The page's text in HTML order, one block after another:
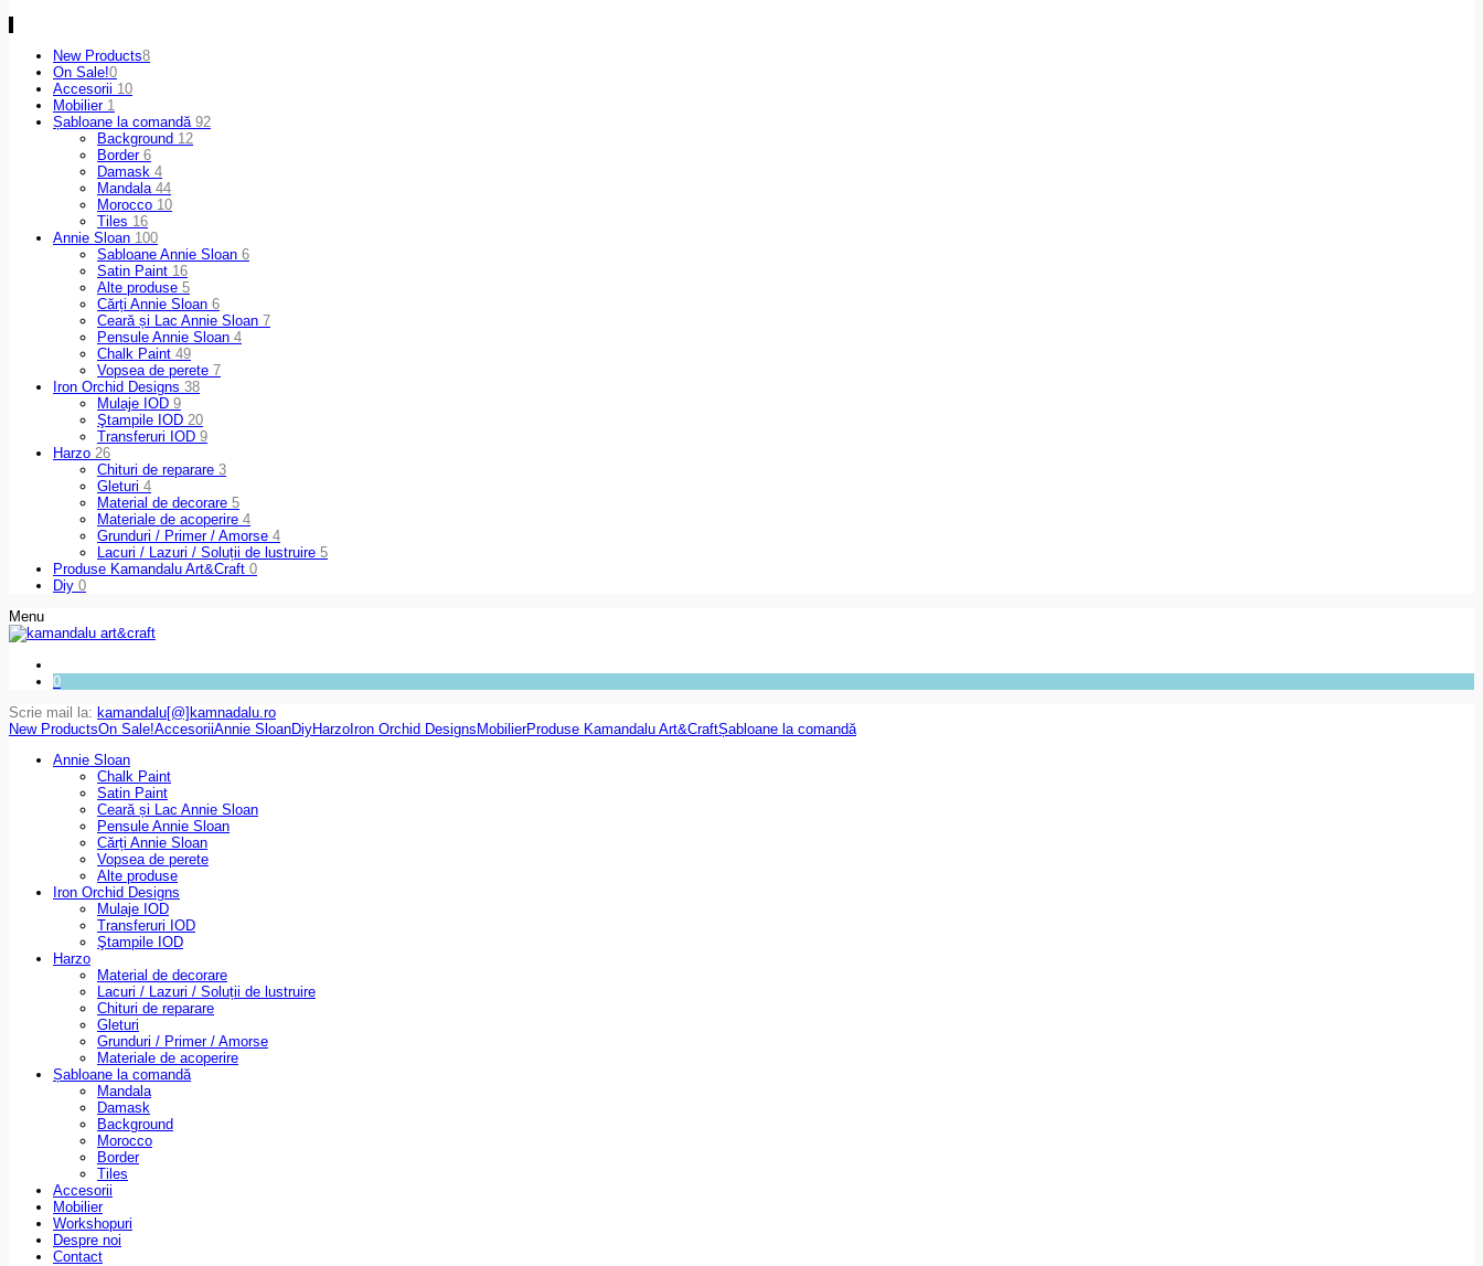
New Products8
On Sale!0
Accesorii 10
Mobilier 1
Șabloane la comandă 92
Background 12
Border 6
Damask 4
Mandala 44
Morocco 10
Tiles 16
Annie Sloan 100
Sabloane Annie Sloan 6
Satin Paint 16
Alte produse 5
Cărți Annie Sloan 6
Ceară și Lac Annie Sloan 7
Pensule Annie Sloan 4
Chalk Paint 49
Vopsea de perete 7
Iron Orchid Designs 38
Mulaje IOD 9
Ştampile IOD 20
Transferuri IOD 9
Harzo 26
Chituri de reparare 3
Gleturi 4
Material de decorare 5
Materiale de acoperire 4
Grunduri / Primer / Amorse 4
Lacuri / Lazuri / Soluții de lustruire 5
Produse Kamandalu Art&Craft 0
Diy 0
Menu
0
Scrie mail la: kamandalu[@]kamnadalu.ro
New ProductsOn Sale!AccesoriiAnnie SloanDiyHarzoIron Orchid DesignsMobilierProduse Kamandalu Art&CraftȘabloane la comandă
Annie Sloan
Chalk Paint
Satin Paint
Ceară și Lac Annie Sloan
Pensule Annie Sloan
Cărți Annie Sloan
Vopsea de perete
Alte produse
Iron Orchid Designs
Mulaje IOD
Transferuri IOD
Ştampile IOD
Harzo
Material de decorare
Lacuri / Lazuri / Soluții de lustruire
Chituri de reparare
Gleturi
Grunduri / Primer / Amorse
Materiale de acoperire
Șabloane la comandă
Mandala
Damask
Background
Morocco
Border
Tiles
Accesorii
Mobilier
Workshopuri
Despre noi
Contact